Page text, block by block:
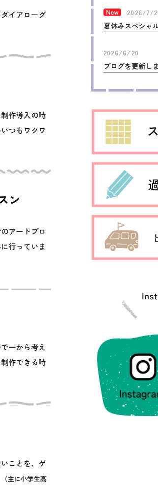
2026/7/
夏休みスペシャ
2026/6/20
ブログを更新し
イアローグ
作導入の時
つもワクワ
ン
アートプロ
行っていま
一から考え
作できる時
ことを、ゲ
（主に小学生高